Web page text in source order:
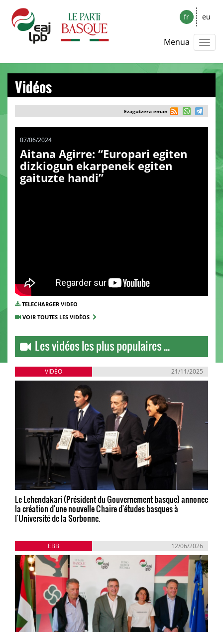
fr eu
Menua
Vidéos
Ezagutzera eman
07/06/2024
Aitana Agirre: “Europari egiten
dizkiogun ekarpenek egiten
gaituzte handi”
TELECHARGER VIDEO
VOIR TOUTES LES VIDÉOS
Les vidéos les plus populaires ...
VIDÉO 21/11/2025
Le Lehendakari (Président du Gouvernement basque) annonce
la création d'une nouvelle Chaire d'études basques à
l'Université de la Sorbonne.
EBB 12/06/2026